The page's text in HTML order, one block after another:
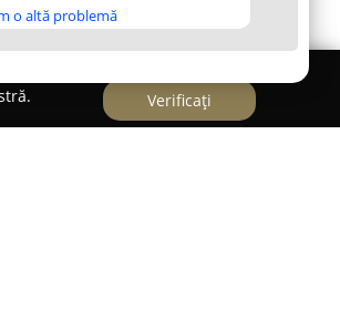
o altă problemă
Verificați